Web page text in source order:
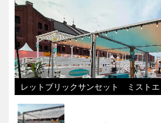
レットブリックサンセット ミストエ